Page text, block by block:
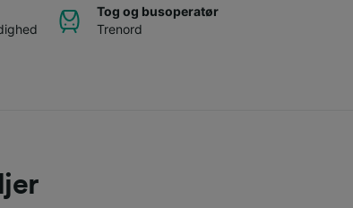
Tog og busoperatør
Trenord